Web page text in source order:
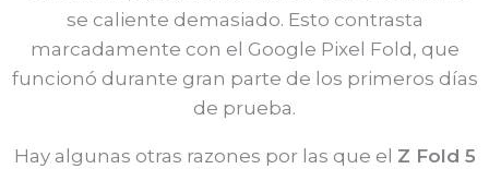
se caliente demasiado. Esto contrasta
marcadamente con el Google Pixel Fold, que
funcionó durante gran parte de los primeros días
de prueba.
Hay algunas otras razones por las que el Z Fold 5